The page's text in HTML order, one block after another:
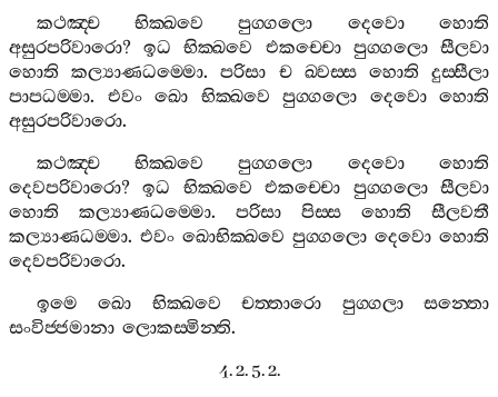
කථඤ‍්ච
භික‍්ඛවෙ පුග‍්ගලො දෙවො
හොති
අසුරපරිවාරො?ඉධ භික‍්ඛවෙ එකච‍්චො පුග‍්ගලො සීලවා
හොති
කල්‍යාණධම‍්මො.පරිසා ච ඛ‍්වස‍්ස හොති
දුස‍්සීලා
පාපධම‍්මා. එවං ඛො භික‍්ඛවෙ පුග‍්ගලො දෙවො
හොති
අසුරපරිවාරො.
කථඤ‍්ච
භික‍්ඛවෙ පුග‍්ගලො දෙවො
හොති
දෙවපරිවාරො?ඉධ භික‍්ඛවෙ එකච‍්චො පුග‍්ගලො
සීලවා
හොති
කල්‍යාණධම‍්මො. පරිසා පිස‍්ස හොති
සීලවතී
කල්‍යාණධම‍්මා. එවං ඛොභික‍්ඛවෙ පුග‍්ගලො දෙවො හොති
දෙවපරිවාරො.
ඉමෙ
ඛො භික‍්ඛවෙ චත‍්තාරො පුග‍්ගලා
සන‍්තො
සංවිජ‍්ජමානා ලොකස‍්මින‍්ති.
4. 2. 5. 2.